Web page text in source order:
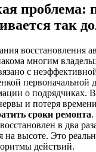
проблема:
так
восстановления
многим
с
первоначальной
о подрядчиках.
и потеря
сроки ремонта.
в два
на высоте. Это
действий.